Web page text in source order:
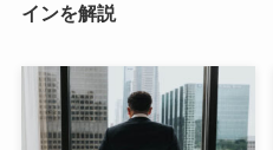
インを解説